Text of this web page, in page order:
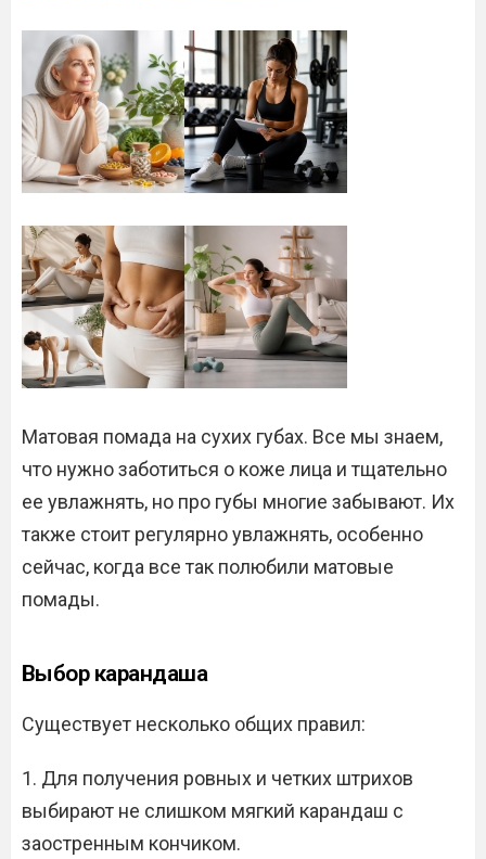
Матовая помада на сухих губах. Все мы знаем,
что нужно заботиться о коже лица и тщательно
ее увлажнять, но про губы многие забывают. Их
также стоит регулярно увлажнять, особенно
сейчас, когда все так полюбили матовые
помады.
Выбор карандаша
Существует несколько общих правил:
1. Для получения ровных и четких штрихов
выбирают не слишком мягкий карандаш с
заостренным кончиком.